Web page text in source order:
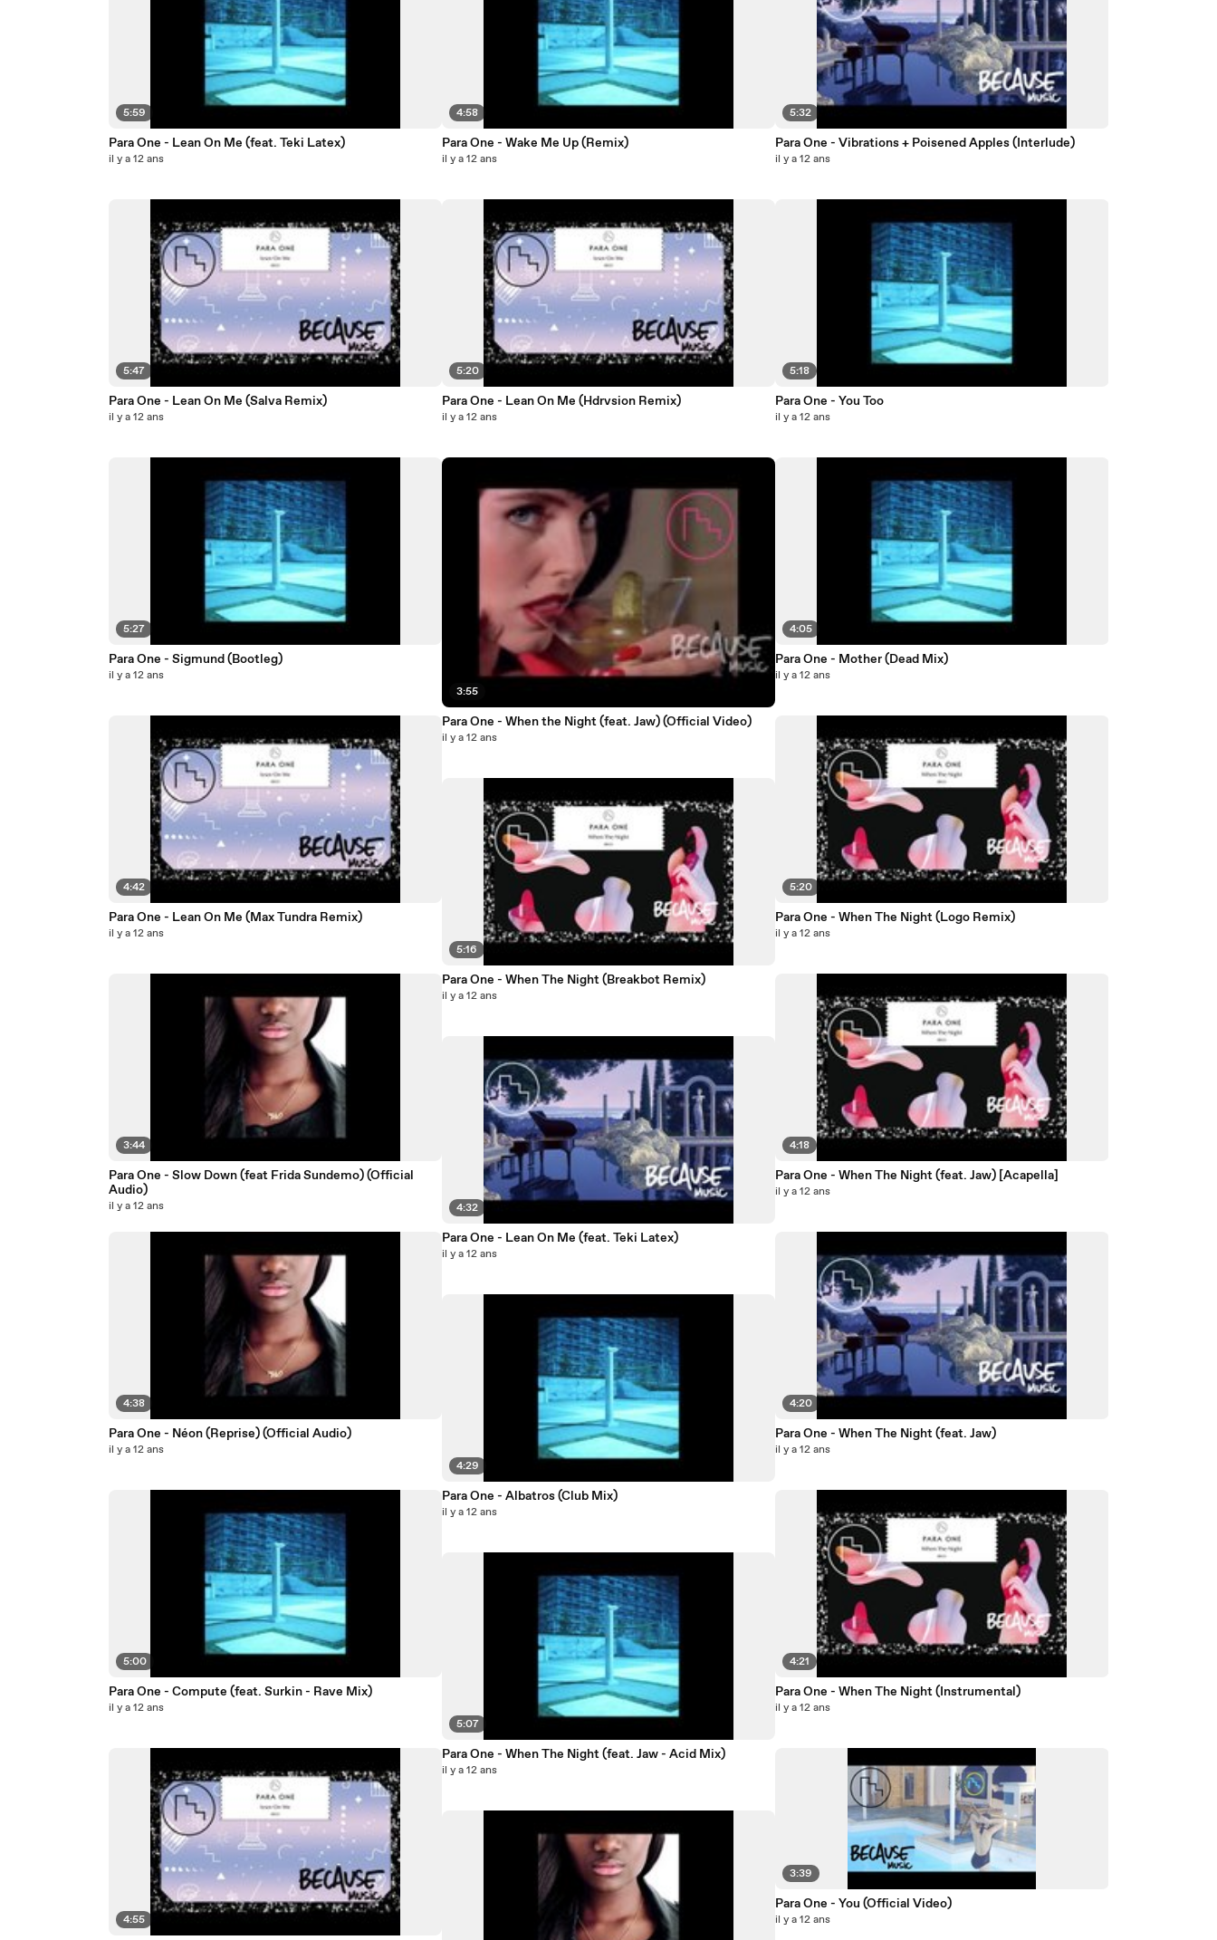
5:59
Para One - Lean On Me (feat. Teki Latex)
il y a 12 ans
5:47
Para One - Lean On Me (Salva Remix)
il y a 12 ans
5:27
Para One - Sigmund (Bootleg)
il y a 12 ans
4:42
Para One - Lean On Me (Max Tundra Remix)
il y a 12 ans
3:44
Para One - Slow Down (feat Frida Sundemo) (Official
Audio)
il y a 12 ans
4:38
Para One - Néon (Reprise) (Official Audio)
il y a 12 ans
5:00
Para One - Compute (feat. Surkin - Rave Mix)
il y a 12 ans
4:55
4:58
Para One - Wake Me Up (Remix)
il y a 12 ans
5:20
Para One - Lean On Me (Hdrvsion Remix)
il y a 12 ans
3:55
Para One - When the Night (feat. Jaw) (Official Video)
il y a 12 ans
5:16
Para One - When The Night (Breakbot Remix)
il y a 12 ans
4:32
Para One - Lean On Me (feat. Teki Latex)
il y a 12 ans
4:29
Para One - Albatros (Club Mix)
il y a 12 ans
5:07
Para One - When The Night (feat. Jaw - Acid Mix)
il y a 12 ans
5:32
Para One - Vibrations + Poisened Apples (Interlude)
il y a 12 ans
5:18
Para One - You Too
il y a 12 ans
4:05
Para One - Mother (Dead Mix)
il y a 12 ans
5:20
Para One - When The Night (Logo Remix)
il y a 12 ans
4:18
Para One - When The Night (feat. Jaw) [Acapella]
il y a 12 ans
4:20
Para One - When The Night (feat. Jaw)
il y a 12 ans
4:21
Para One - When The Night (Instrumental)
il y a 12 ans
3:39
Para One - You (Official Video)
il y a 12 ans